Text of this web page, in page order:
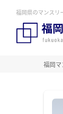
福岡県のマンスリ
福岡